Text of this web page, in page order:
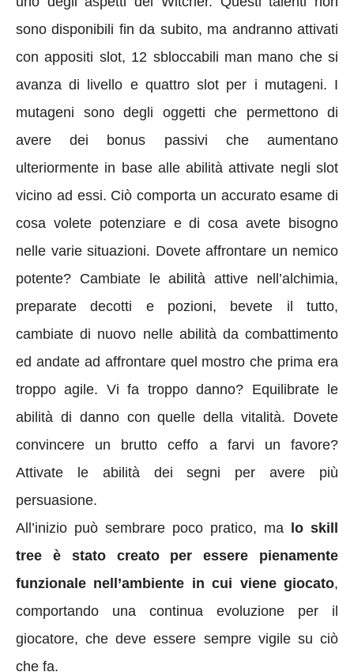
sono disponibili fin da subito, ma andranno attivati
con appositi slot, 12 sbloccabili man mano che si
avanza di livello e quattro slot per i mutageni. I
mutageni sono degli oggetti che permettono di
avere dei bonus passivi che aumentano
ulteriormente in base alle abilità attivate negli slot
vicino ad essi. Ciò comporta un accurato esame di
cosa volete potenziare e di cosa avete bisogno
nelle varie situazioni. Dovete affrontare un nemico
potente? Cambiate le abilità attive nell’alchimia,
preparate decotti e pozioni, bevete il tutto,
cambiate di nuovo nelle abilità da combattimento
ed andate ad affrontare quel mostro che prima era
troppo agile. Vi fa troppo danno? Equilibrate le
abilità di danno con quelle della vitalità. Dovete
convincere un brutto ceffo a farvi un favore?
Attivate le abilità dei segni per avere più
persuasione.
All’inizio può sembrare poco pratico, ma lo skill
tree è stato creato per essere pienamente
funzionale nell’ambiente in cui viene giocato,
comportando una continua evoluzione per il
giocatore, che deve essere sempre vigile su ciò
che fa.